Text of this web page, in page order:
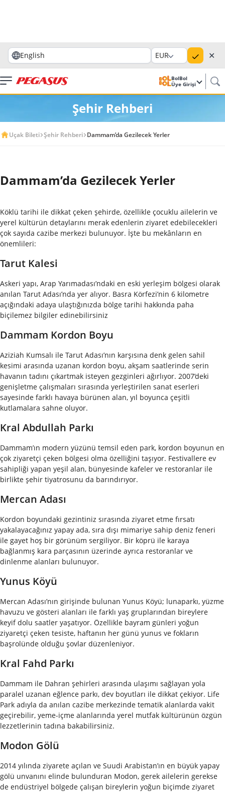
English EUR ✕
BolBol
Üye Girişi
Şehir Rehberi
Uçak Bileti Şehir Rehberi Dammam’da Gezilecek Yerler
Dammam’da Gezilecek Yerler
Köklü tarihi ile dikkat çeken şehirde, özellikle çocuklu ailelerin ve
yerel kültürün detaylarını merak edenlerin ziyaret edebilecekleri
çok sayıda cazibe merkezi bulunuyor. İşte bu mekânların en
önemlileri:
Tarut Kalesi
Askeri yapı, Arap Yarımadası’ndaki en eski yerleşim bölgesi olarak
anılan Tarut Adası’nda yer alıyor. Basra Körfezi’nin 6 kilometre
açığındaki adaya ulaştığınızda bölge tarihi hakkında paha
biçilemez bilgiler edinebilirsiniz
Dammam Kordon Boyu
Aziziah Kumsalı ile Tarut Adası’nın karşısına denk gelen sahil
kesimi arasında uzanan kordon boyu, akşam saatlerinde serin
havanın tadını çıkartmak isteyen gezginleri ağırlıyor. 2007’deki
genişletme çalışmaları sırasında yerleştirilen sanat eserleri
sayesinde farklı havaya bürünen alan, yıl boyunca çeşitli
kutlamalara sahne oluyor.
Kral Abdullah Parkı
Dammam’ın modern yüzünü temsil eden park, kordon boyunun en
çok ziyaretçi çeken bölgesi olma özelliğini taşıyor. Festivallere ev
sahipliği yapan yeşil alan, bünyesinde kafeler ve restoranlar ile
birlikte şehir tiyatrosunu da barındırıyor.
Mercan Adası
Kordon boyundaki gezintiniz sırasında ziyaret etme fırsatı
yakalayacağınız yapay ada, sıra dışı mimariye sahip deniz feneri
ile gayet hoş bir görünüm sergiliyor. Bir köprü ile karaya
bağlanmış kara parçasının üzerinde ayrıca restoranlar ve
dinlenme alanları bulunuyor.
Yunus Köyü
Mercan Adası’nın girişinde bulunan Yunus Köyü; lunaparkı, yüzme
havuzu ve gösteri alanları ile farklı yaş gruplarından bireylere
keyif dolu saatler yaşatıyor. Özellikle bayram günleri yoğun
ziyaretçi çeken tesiste, haftanın her günü yunus ve fokların
başrolünde olduğu şovlar düzenleniyor.
Kral Fahd Parkı
Dammam ile Dahran şehirleri arasında ulaşımı sağlayan yola
paralel uzanan eğlence parkı, dev boyutları ile dikkat çekiyor. Life
Park adıyla da anılan cazibe merkezinde tematik alanlarda vakit
geçirebilir, yeme-içme alanlarında yerel mutfak kültürünün özgün
lezzetlerinin tadına bakabilirsiniz.
Modon Gölü
2014 yılında ziyarete açılan ve Suudi Arabistan’ın en büyük yapay
gölü unvanını elinde bulunduran Modon, gerek ailelerin gerekse
de endüstriyel bölgede çalışan bireylerin yoğun biçimde ziyaret